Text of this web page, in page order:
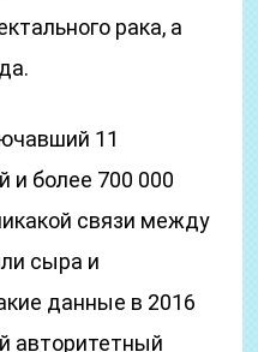
рака, а
11
и более 700 000
связи между
сыра и
данные в 2016
авторитетный